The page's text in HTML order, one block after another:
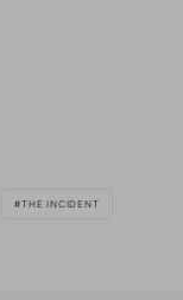
THE INCIDENT